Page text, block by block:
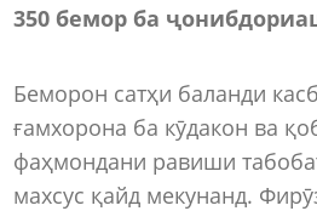
350 бемор ба
Беморон сатҳи баланди
ғамхорона ба кӯдакон ва
фаҳмондани равиши
махсус қайд мекунанд.